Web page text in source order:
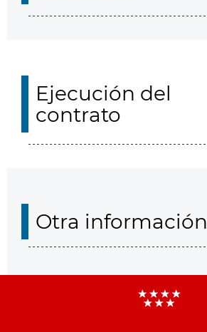
Ejecución del
contrato
Otra información